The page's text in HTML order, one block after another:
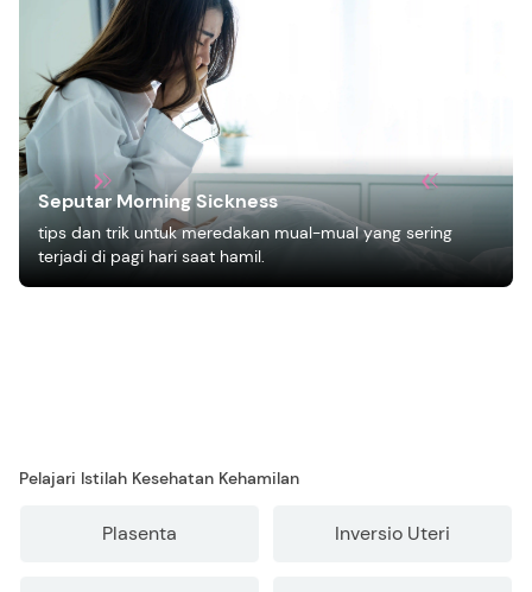
Seputar Morning Sickness
tips dan trik untuk meredakan mual-mual yang sering
terjadi di pagi hari saat hamil.
Pelajari Istilah Kesehatan Kehamilan
Plasenta Inversio Uteri